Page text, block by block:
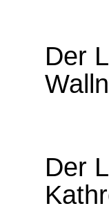
Der
Der